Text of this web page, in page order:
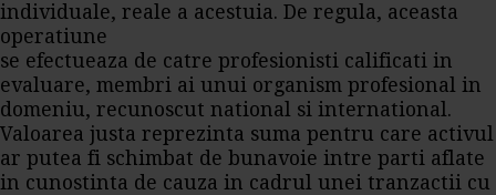
individuale, reale a acestuia. De regula, aceasta
operatiune
se efectueaza de catre profesionisti calificati in
evaluare, membri ai unui organism profesional in
domeniu, recunoscut national si international.
Valoarea justa reprezinta suma pentru care activul
ar putea fi schimbat de bunavoie intre parti aflate
in cunostinta de cauza in cadrul unei tranzactii cu